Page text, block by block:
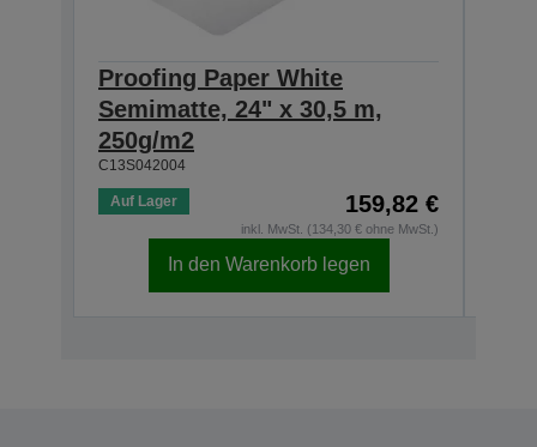
Proofing Paper White
Semimatte, 24" x 30,5 m,
250g/m2
C13S042004
Auf Lager 159,82 €
inkl. MwSt. (134,30 € ohne MwSt.)
In den Warenkorb legen